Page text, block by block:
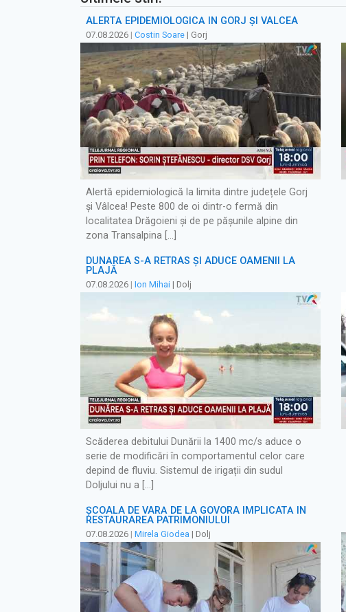
ALERTĂ EPIDEMIOLOGICĂ ÎN GORJ ȘI VÂLCEA
07.08.2026 | Costin Soare | Gorj
Alertă epidemiologică la limita dintre județele Gorj
și Vâlcea! Peste 800 de oi dintr-o fermă din
localitatea Drăgoieni și de pe pășunile alpine din
zona Transalpina […]
DUNĂREA S-A RETRAS ŞI ADUCE OAMENII LA
PLAJĂ
07.08.2026 | Ion Mihai | Dolj
Scăderea debitului Dunării la 1400 mc/s aduce o
serie de modificări în comportamentul celor care
depind de fluviu. Sistemul de irigații din sudul
Doljului nu a […]
ȘCOALA DE VARĂ DE LA GOVORA IMPLICATĂ ÎN
RESTAURAREA PATRIMONIULUI
07.08.2026 | Mirela Giodea | Dolj